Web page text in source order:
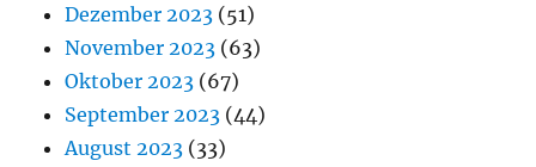
Dezember 2023 (51)
November 2023 (63)
Oktober 2023 (67)
September 2023 (44)
August 2023 (33)